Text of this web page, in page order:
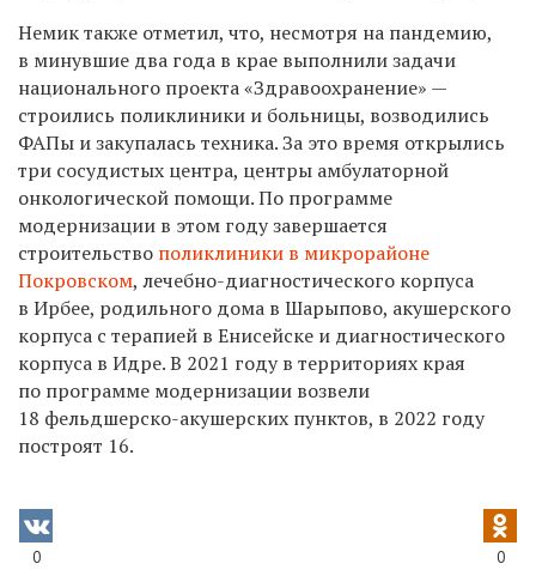
Немик также отметил, что, несмотря на пандемию,
в минувшие два года в крае выполнили задачи
национального проекта «Здравоохранение» —
строились поликлиники и больницы, возводились
ФАПы и закупалась техника. За это время открылись
три сосудистых центра, центры амбулаторной
онкологической помощи. По программе
модернизации в этом году завершается
строительство поликлиники в микрорайоне
Покровском, лечебно-диагностического корпуса
в Ирбее, родильного дома в Шарыпово, акушерского
корпуса с терапией в Енисейске и диагностического
корпуса в Идре. В 2021 году в территориях края
по программе модернизации возвели
18 фельдшерско-акушерских пунктов, в 2022 году
построят 16.
0 0